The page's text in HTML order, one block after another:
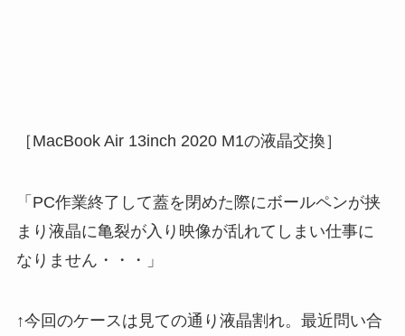
［MacBook Air 13inch 2020 M1の液晶交換］
「PC作業終了して蓋を閉めた際にボールペンが挟
まり液晶に亀裂が入り映像が乱れてしまい仕事に
なりません・・・」
↑今回のケースは見ての通り液晶割れ。最近問い合